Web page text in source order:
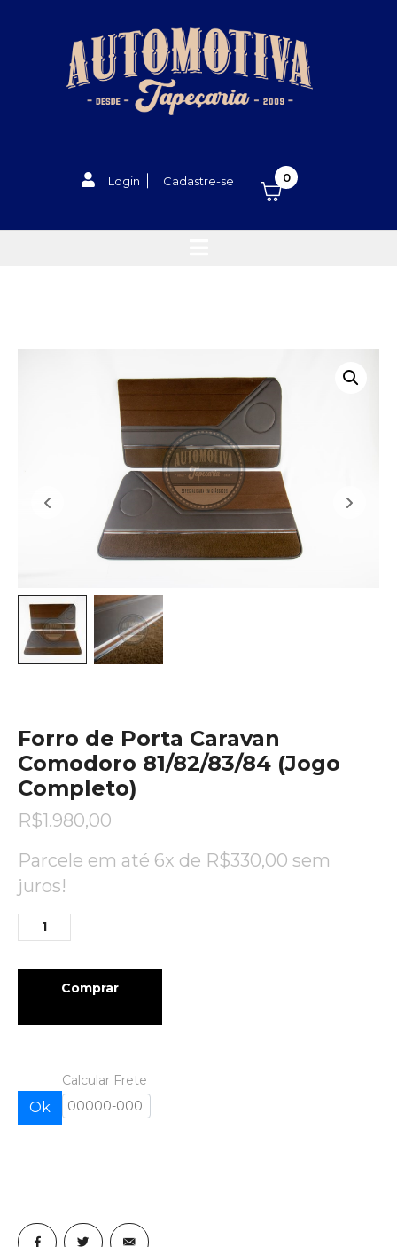
Login Cadastre-se 0
Forro de Porta Caravan
Comodoro 81/82/83/84 (Jogo
Completo)
R$1.980,00
Parcele em até 6x de R$330,00 sem
juros!
Comprar
Calcular Frete
Ok